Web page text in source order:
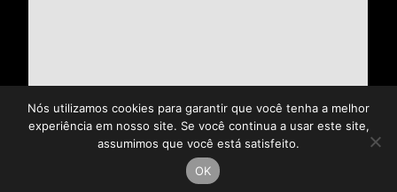
Nós utilizamos cookies para garantir que você tenha a melhor
experiência em nosso site. Se você continua a usar este site,
assumimos que você está satisfeito.
OK